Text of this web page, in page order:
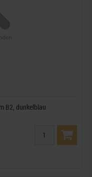
B2, dunkelblau